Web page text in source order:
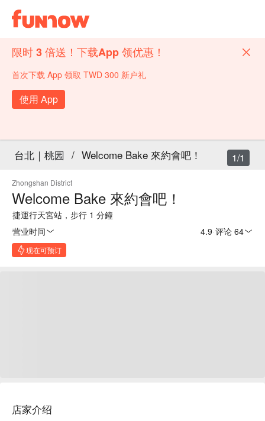
限时 3 倍送！下载App 领优惠！
首次下载 App 领取 TWD 300 新户礼
使用 App
台北｜桃园 / Welcome Bake 來約會吧！
Zhongshan District
Welcome Bake 來約會吧！
捷運行天宮站，步行 1 分鐘
营业时间
4.9 评论 64
现在可预订
1/1
店家介绍